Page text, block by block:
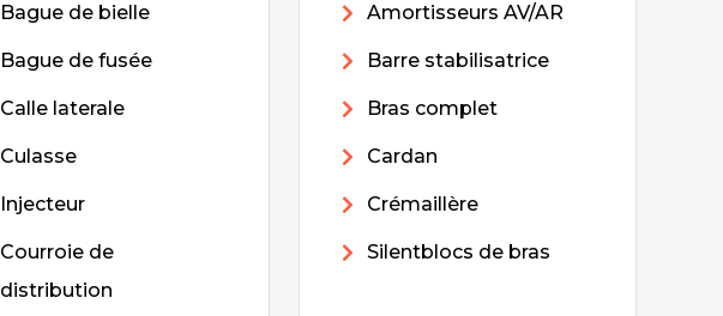
Bague de bielle
Bague de fusée
Calle laterale
Culasse
Injecteur
Courroie de
distribution
Amortisseurs AV/AR
Barre stabilisatrice
Bras complet
Cardan
Crémaillère
Silentblocs de bras